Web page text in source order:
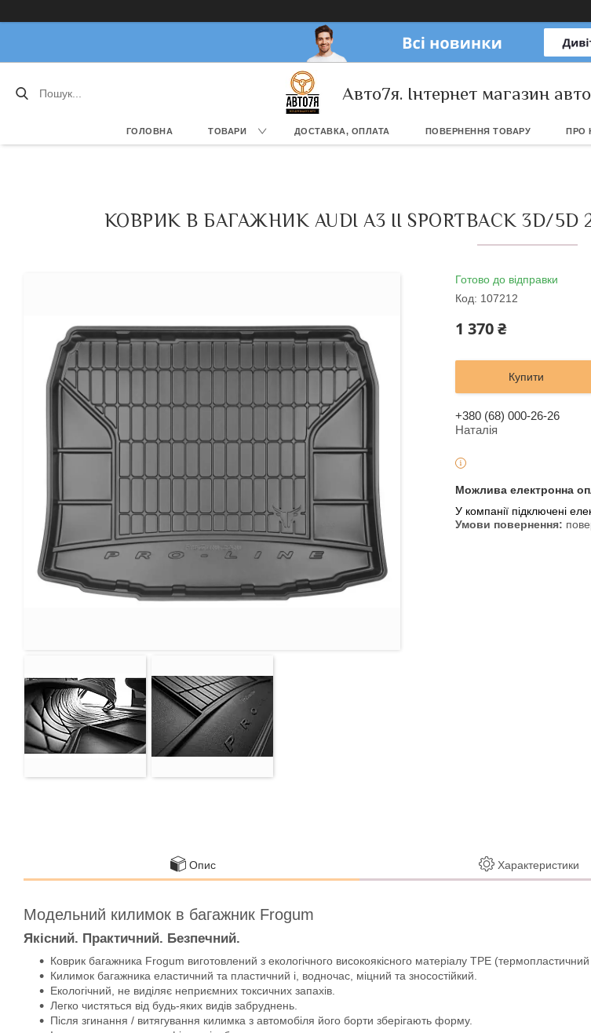
Авто7я. Інтернет магазин
ГОЛОВНА ТОВАРИ ДОСТАВКА, ОПЛАТА ПОВЕРНЕННЯ ТОВАРУ ПРО
КОВРИК В БАГАЖНИК AUDI A3 II SPORTBACK 3D/5D
Готово до відправки
Код: 107212
1 370 ₴
Купити
+380 (68) 000-26-26
Наталія
У компанії підключені
Опис Характеристики
Модельний килимок в багажник Frogum
Якісний. Практичний. Безпечний.
Коврик багажника Frogum виготовлений з екологічного високоякісного матеріалу TPE (термопластичний
Килимок багажника еластичний та пластичний і, водночас, міцний та зносостійкий.
Екологічний, не виділяє неприємних токсичних запахів.
Легко чистяться від будь-яких видів забруднень.
Після згинання / витягування килимка з автомобіля його борти зберігають форму.